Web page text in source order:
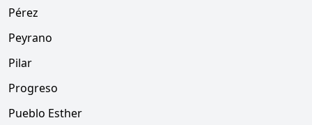
Pérez
Peyrano
Pilar
Progreso
Pueblo Esther